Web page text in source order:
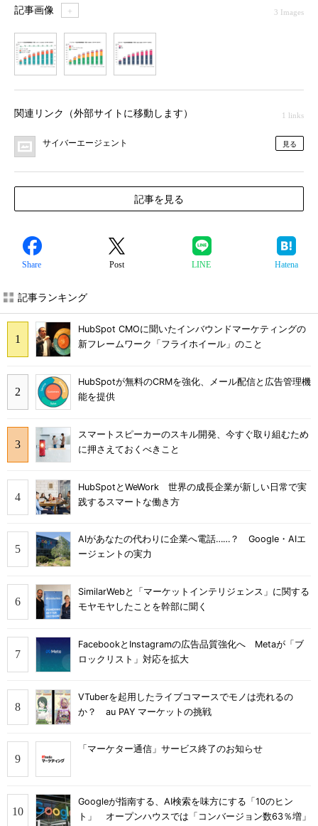
記事画像 ＋ 3 Images
関連リンク（外部サイトに移動します） 1 links
サイバーエージェント 見る
記事を見る
Share Post LINE Hatena
記事ランキング
HubSpot CMOに聞いたインバウンドマーケティングの
新フレームワーク「フライホイール」のこと
HubSpotが無料のCRMを強化、メール配信と広告管理機
能を提供
スマートスピーカーのスキル開発、今すぐ取り組むため
に押さえておくべきこと
HubSpotとWeWork 世界の成長企業が新しい日常で実
践するスマートな働き方
AIがあなたの代わりに企業へ電話……？ Google・AIエ
ージェントの実力
SimilarWebと「マーケットインテリジェンス」に関する
モヤモヤしたことを幹部に聞く
FacebookとInstagramの広告品質強化へ Metaが「ブ
ロックリスト」対応を拡大
VTuberを起用したライブコマースでモノは売れるの
か？ au PAY マーケットの挑戦
「マーケター通信」サービス終了のお知らせ
Googleが指南する、AI検索を味方にする「10のヒン
ト」 オープンハウスでは「コンバージョン数63％増」